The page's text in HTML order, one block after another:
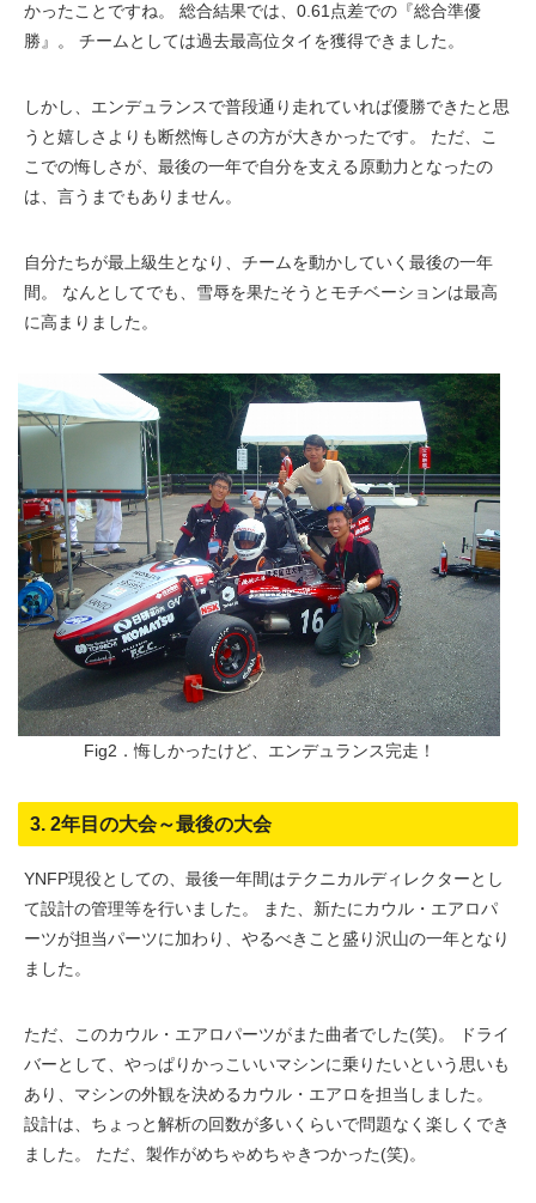
かったことですね。 総合結果では、0.61点差での『総合準優
勝』。 チームとしては過去最高位タイを獲得できました。
しかし、エンデュランスで普段通り走れていれば優勝できたと思
うと嬉しさよりも断然悔しさの方が大きかったです。 ただ、こ
こでの悔しさが、最後の一年で自分を支える原動力となったの
は、言うまでもありません。
自分たちが最上級生となり、チームを動かしていく最後の一年
間。 なんとしてでも、雪辱を果たそうとモチベーションは最高
に高まりました。
Fig2．悔しかったけど、エンデュランス完走！
3. 2年目の大会～最後の大会
YNFP現役としての、最後一年間はテクニカルディレクターとし
て設計の管理等を行いました。 また、新たにカウル・エアロパ
ーツが担当パーツに加わり、やるべきこと盛り沢山の一年となり
ました。
ただ、このカウル・エアロパーツがまた曲者でした(笑)。 ドライ
バーとして、やっぱりかっこいいマシンに乗りたいという思いも
あり、マシンの外観を決めるカウル・エアロを担当しました。
設計は、ちょっと解析の回数が多いくらいで問題なく楽しくでき
ました。 ただ、製作がめちゃめちゃきつかった(笑)。